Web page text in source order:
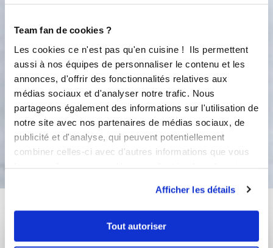
Team fan de cookies ?
Les cookies ce n'est pas qu'en cuisine ! Ils permettent
aussi à nos équipes de personnaliser le contenu et les
annonces, d'offrir des fonctionnalités relatives aux
médias sociaux et d'analyser notre trafic. Nous
partageons également des informations sur l'utilisation de
notre site avec nos partenaires de médias sociaux, de
publicité et d'analyse, qui peuvent potentiellement
combiner celles-ci avec d'autres informations que vous
Afficher les détails
Tout autoriser
et saupoudrer de graines aux choix...
environ 30mn et cuire 20 Minutes
dans un four préchauffé a 180 degré (
à surveiller selon les fours) Bonne
dégustation ☺️
Bon appétit !
Vous aimerez aussi ...